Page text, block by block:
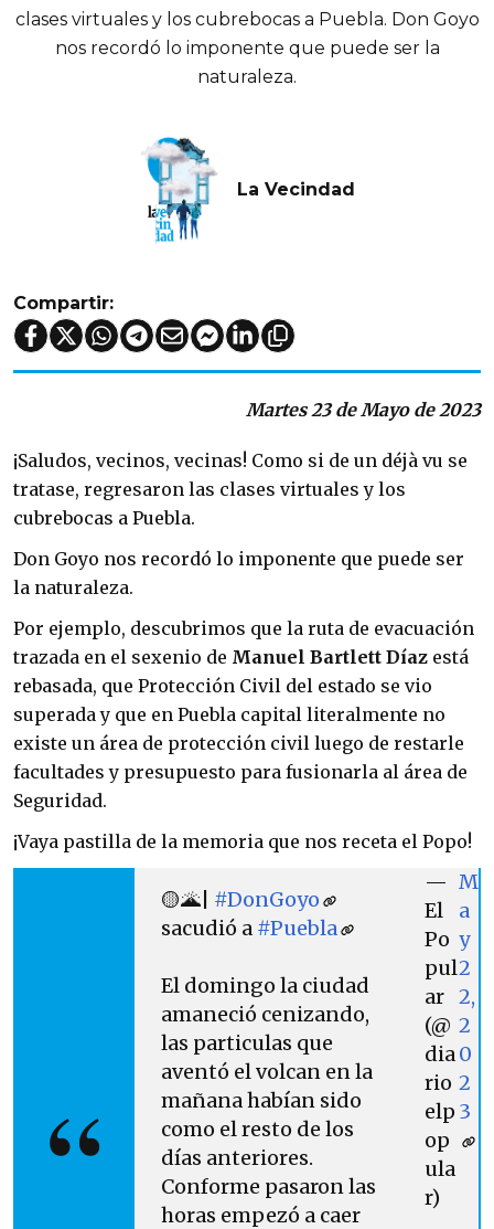
clases virtuales y los cubrebocas a Puebla. Don Goyo
nos recordó lo imponente que puede ser la
naturaleza.
La Vecindad
Compartir:
Martes 23 de Mayo de 2023
¡Saludos, vecinos, vecinas! Como si de un déjà vu se
tratase, regresaron las clases virtuales y los
cubrebocas a Puebla.
Don Goyo nos recordó lo imponente que puede ser
la naturaleza.
Por ejemplo, descubrimos que la ruta de evacuación
trazada en el sexenio de Manuel Bartlett Díaz está
rebasada, que Protección Civil del estado se vio
superada y que en Puebla capital literalmente no
existe un área de protección civil luego de restarle
facultades y presupuesto para fusionarla al área de
Seguridad.
¡Vaya pastilla de la memoria que nos receta el Popo!
🟡🌋| #DonGoyo
sacudió a #Puebla
El domingo la ciudad
amaneció cenizando,
las particulas que
aventó el volcan en la
mañana habían sido
como el resto de los
días anteriores.
Conforme pasaron las
horas empezó a caer
—
El
Po
pul
ar
(@
dia
rio
elp
op
ula
r)
M
a
y
2
2,
2
0
2
3